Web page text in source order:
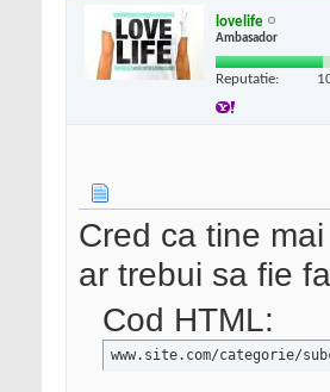
lovelife
Ambasador
Reputatie:
Cred ca tine
ar trebui sa fie
Cod HTML:
www.site.com/categorie/